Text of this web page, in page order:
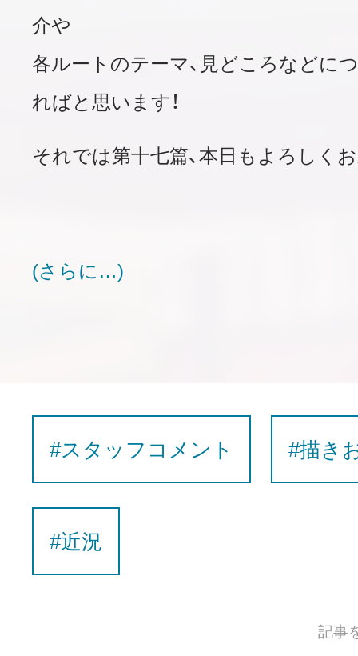
介や
各ルートのテーマ、見どころなどに
ればと思います！
それでは第十七篇、本日もよろしく
(さらに…)
#スタッフコメント #描き
#近況
記事